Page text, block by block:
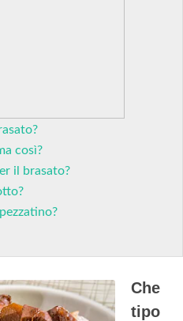
così?
il brasato?
Che
tipo